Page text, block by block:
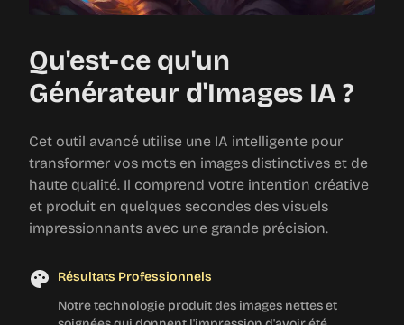
Qu'est-ce qu'un
Générateur d'Images IA ?
Cet outil avancé utilise une IA intelligente pour
transformer vos mots en images distinctives et de
haute qualité. Il comprend votre intention créative
et produit en quelques secondes des visuels
impressionnants avec une grande précision.
Résultats Professionnels
Notre technologie produit des images nettes et